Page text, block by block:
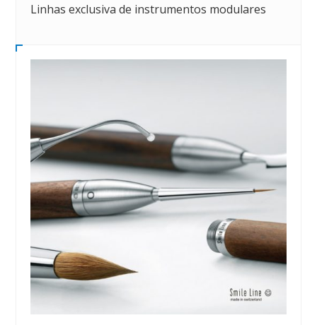
Linhas exclusiva de instrumentos modulares